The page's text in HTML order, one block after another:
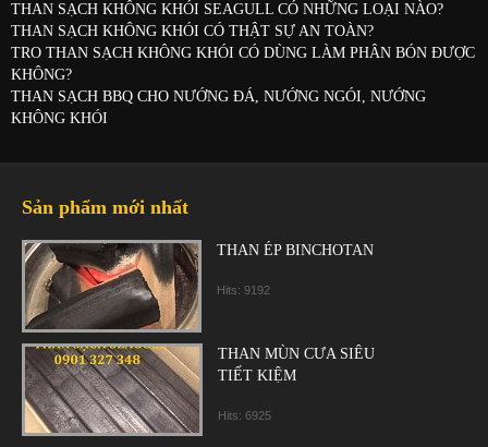
THAN SẠCH KHÔNG KHÓI SEAGULL CÓ NHỮNG LOẠI NÀO?
THAN SẠCH KHÔNG KHÓI CÓ THẬT SỰ AN TOÀN?
TRO THAN SẠCH KHÔNG KHÓI CÓ DÙNG LÀM PHÂN BÓN ĐƯỢC
KHÔNG?
THAN SẠCH BBQ CHO NƯỚNG ĐÁ, NƯỚNG NGÓI, NƯỚNG
KHÔNG KHÓI
Sản phẩm mới nhất
THAN ÉP BINCHOTAN
Hits: 9192
THAN MÙN CƯA SIÊU
TIẾT KIỆM
Hits: 6925